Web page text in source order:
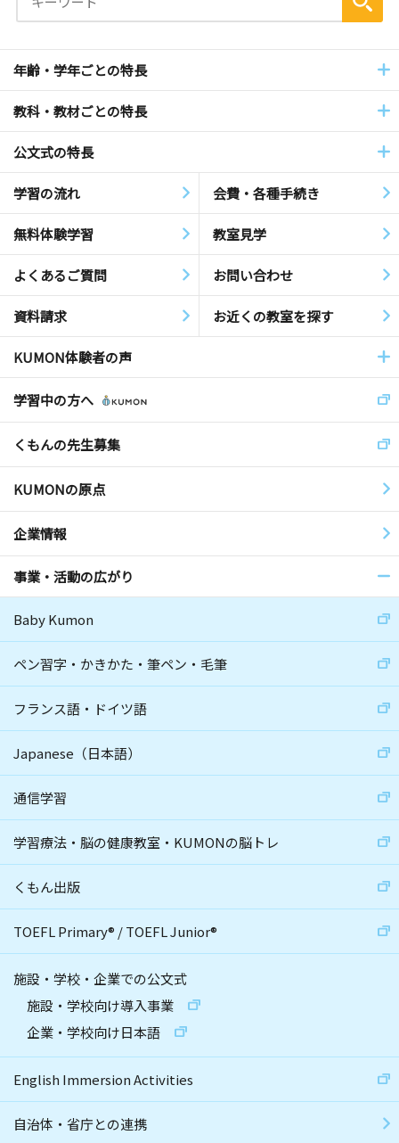
年齢・学年ごとの特長
教科・教材ごとの特長
公文式の特長
学習の流れ 会費・各種手続き
無料体験学習 教室見学
よくあるご質問 お問い合わせ
資料請求 お近くの教室を探す
KUMON体験者の声
学習中の方へ
くもんの先生募集
KUMONの原点
企業情報
事業・活動の広がり
Baby Kumon
ペン習字・かきかた・筆ペン・毛筆
フランス語・ドイツ語
Japanese（日本語）
通信学習
学習療法・脳の健康教室・KUMONの脳トレ
くもん出版
TOEFL Primary® /TOEFL Junior®
施設・学校・企業での公文式
施設・学校向け導入事業
企業・学校向け日本語
English Immersion Activities
自治体・省庁との連携